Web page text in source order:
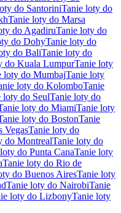
do SantoriniTanie loty do
Tanie loty do Marsa
do AgadiruTanie loty do
do DohyTanie loty do
do BaliTanie loty do
do Kuala LumpurTanie loty
loty do MumbajTanie loty
loty do KolomboTanie
loty do SeulTanie loty do
loty do MiamiTanie loty
loty do BostonTanie
VegasTanie loty do
do MontrealTanie loty do
do Punta CanaTanie loty
Tanie loty do Rio de
do Buenos AiresTanie loty
Tanie loty do NairobiTanie
loty do LizbonyTanie loty